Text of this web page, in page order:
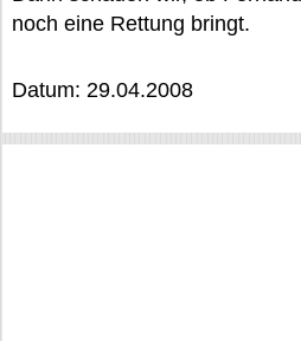
noch eine Rettung bringt.
Datum: 29.04.2008